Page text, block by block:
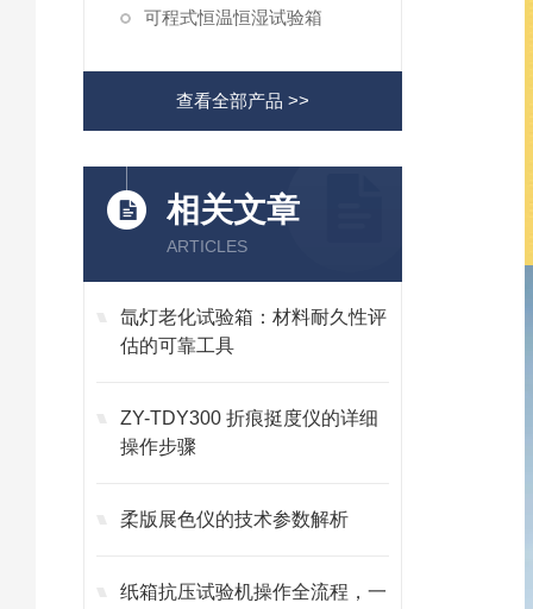
可程式恒温恒湿试验箱
查看全部产品 >>
相关文章
ARTICLES
氙灯老化试验箱：材料耐久性评
估的可靠工具
ZY-TDY300 折痕挺度仪的详细
操作步骤
柔版展色仪的技术参数解析
纸箱抗压试验机操作全流程，一